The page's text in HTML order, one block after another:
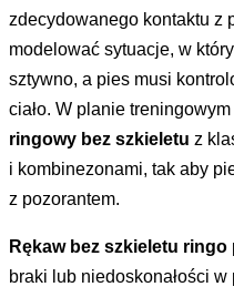
zdecydowanego kontaktu z
modelować sytuacje, w
sztywno, a pies musi
ciało. W planie
ringowy bez szkieletu z
i kombinezonami, tak aby
z pozorantem.
Rękaw bez szkieletu ringo
braki lub niedoskonałości